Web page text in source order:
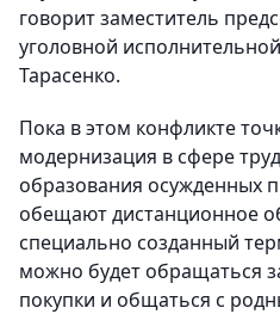
говорит заместитель
уголовной
Тарасенко.
Пока в этом конфликте
модернизация в сфере
образования осужденных
обещают дистанционное
специально созданный
можно будет обращаться
покупки и общаться с